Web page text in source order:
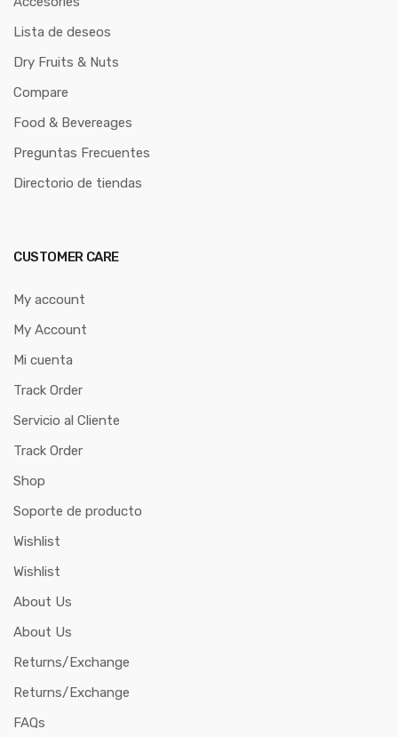
Lista de deseos
Dry Fruits & Nuts
Compare
Food & Bevereages
Preguntas Frecuentes
Directorio de tiendas
CUSTOMER CARE
My account
My Account
Mi cuenta
Track Order
Servicio al Cliente
Track Order
Shop
Soporte de producto
Wishlist
Wishlist
About Us
About Us
Returns/Exchange
Returns/Exchange
FAQs